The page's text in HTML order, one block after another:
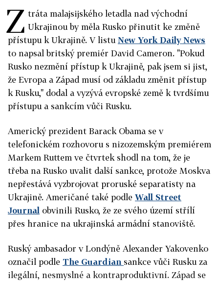
Z tráta malajsijského letadla nad východní
Ukrajinou by měla Rusko přinutit ke změně
přístupu k Ukrajině. V listu New York Daily News
to napsal britský premiér David Cameron. "Pokud
Rusko nezmění přístup k Ukrajině, pak jsem si jist,
že Evropa a Západ musí od základu změnit přístup
k Rusku," dodal a vyzývá evropské země k tvrdšímu
přístupu a sankcím vůči Rusku.
Americký prezident Barack Obama se v
telefonickém rozhovoru s nizozemským premiérem
Markem Ruttem ve čtvrtek shodl na tom, že je
třeba na Rusko uvalit další sankce, protože Moskva
nepřestává vyzbrojovat proruské separatisty na
Ukrajině. Američané také podle Wall Street
Journal obvinili Rusko, že ze svého území střílí
přes hranice na ukrajinská armádní stanoviště.
Ruský ambasador v Londýně Alexander Yakovenko
označil podle The Guardian sankce vůči Rusku za
ilegální, nesmyslné a kontraproduktivní. Západ se